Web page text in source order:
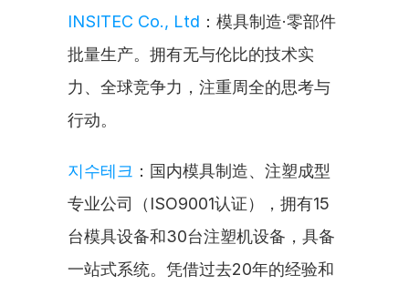
INSITEC Co., Ltd ：模具制造·零部件
批量生产。拥有无与伦比的技术实
力、全球竞争力，注重周全的思考与
行动。
지수테크 ：国内模具制造、注塑成型
专业公司（ISO9001认证），拥有15
台模具设备和30台注塑机设备，具备
一站式系统。凭借过去20年的经验和